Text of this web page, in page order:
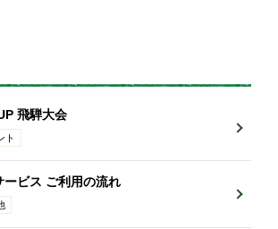
飛騨大会
ト
ービス ご利用の流れ